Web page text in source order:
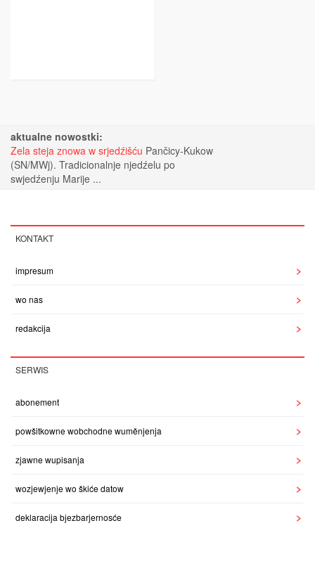
aktualne nowostki:
Zela steja znowa w srjedźišću Pančicy-Kukow
(SN/MWj). Tradicionalnje njedźelu po
swjedźenju Marije ...
KONTAKT
impresum
wo nas
redakcija
SERWIS
abonement
powšitkowne wobchodne wuměnjenja
zjawne wupisanja
wozjewjenje wo škiće datow
deklaracija bjezbarjernosće